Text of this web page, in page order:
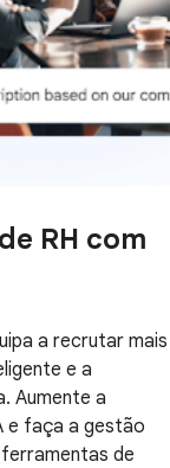
RH com
a recrutar mais
e a
Aumente a
e faça a gestão
de